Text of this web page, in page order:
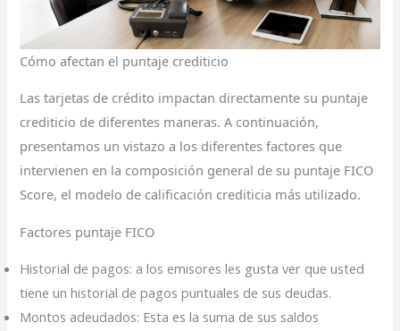
Cómo afectan el puntaje crediticio
Las tarjetas de crédito impactan directamente su puntaje
crediticio de diferentes maneras. A continuación,
presentamos un vistazo a los diferentes factores que
intervienen en la composición general de su puntaje FICO
Score, el modelo de calificación crediticia más utilizado.
Factores puntaje FICO
Historial de pagos: a los emisores les gusta ver que usted
tiene un historial de pagos puntuales de sus deudas.
Montos adeudados: Esta es la suma de sus saldos